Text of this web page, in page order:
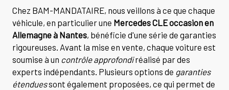
Chez BAM-MANDATAIRE, nous veillons à ce que chaque
véhicule, en particulier une Mercedes CLE occasion en
Allemagne à Nantes, bénéficie d'une série de garanties
rigoureuses. Avant la mise en vente, chaque voiture est
soumise à un contrôle approfondiréalisé par des
experts indépendants. Plusieurs options de garanties
étenduessont également proposées, ce qui permet de